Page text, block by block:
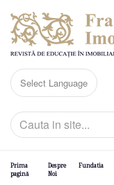
Prima
pagină
Despre
Noi
Fundatia